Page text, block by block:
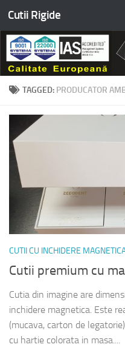
Skip to content
Cutii Rigide
TAGGED: PRODUCATOR
CUTII CU INCHIDERE
Cutii premium cu
Cutia din imagine are
inchidere magnetica. Este
(mucava, carton de
cu hartie colorata in masa....